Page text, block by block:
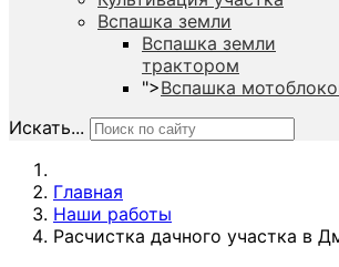
Вспашка земли
Вспашка земли
трактором
">Вспашка
Искать...
Главная
Наши работы
Расчистка дачного участка в